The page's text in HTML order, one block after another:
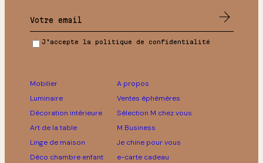
J’accepte la politique de confidentialité
Mobilier
Luminaire
Décoration intérieure
Art de la table
Linge de maison
Déco chambre enfant
A propos
Ventes éphémères
Sélection M chez vous
M Business
Je chine pour vous
e-carte cadeau